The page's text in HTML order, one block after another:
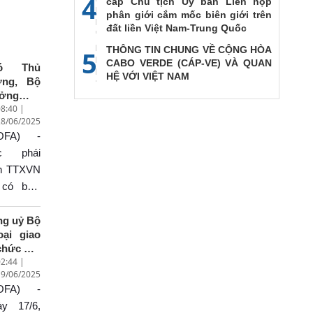
Thủ
Bộ
giao
Thanh
trả lời
vấn
quả
tác tại
của
tướng
phủ
Minh
|
06/2025
-
phái
TTXVN
buổi
Thủ
Bộ
giao
Thanh
về kết
uỷ Bộ
giao
Hội
Ban
hành
bộ
thứ ba
|
06/2025
-
17/6,
4
phân giới cắm mốc biên giới trên
đất liền Việt Nam-Trung Quốc
5
THÔNG TIN CHUNG VỀ CỘNG HÒA
CABO VERDE (CÁP-VE) VÀ QUAN
HỆ VỚI VIỆT NAM